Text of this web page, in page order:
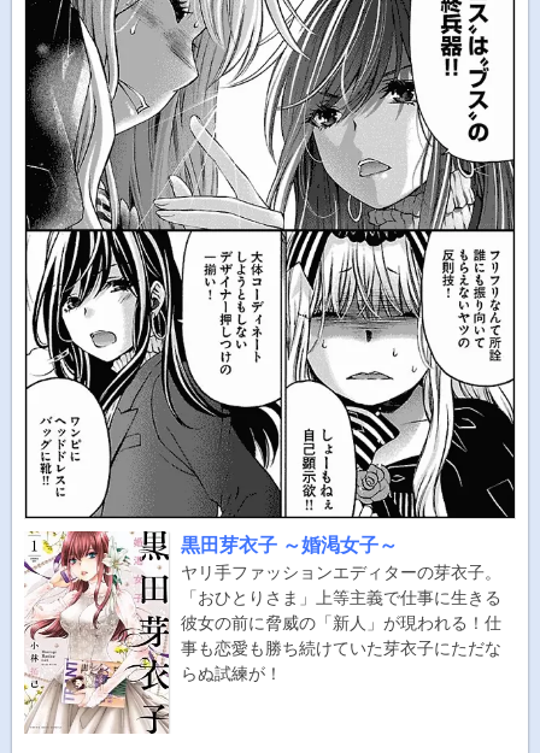
黒田芽衣子 ～婚渇女子～
ヤリ手ファッションエディターの芽衣子。
「おひとりさま」上等主義で仕事に生きる
彼女の前に脅威の「新人」が現われる！仕
事も恋愛も勝ち続けていた芽衣子にただな
らぬ試練が！